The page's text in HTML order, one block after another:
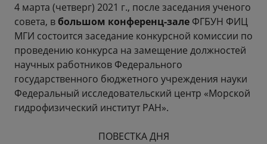
4 марта (четверг) 2021 г., после заседания ученого
совета, вбольшом конференц-зале ФГБУН ФИЦ
МГИ состоится заседание конкурсной комиссии по
проведению конкурса на замещение должностей
научных работников Федерального
государственного бюджетного учреждения науки
Федеральный исследовательский центр «Морской
гидрофизический институт РАН».
ПОВЕСТКА ДНЯ